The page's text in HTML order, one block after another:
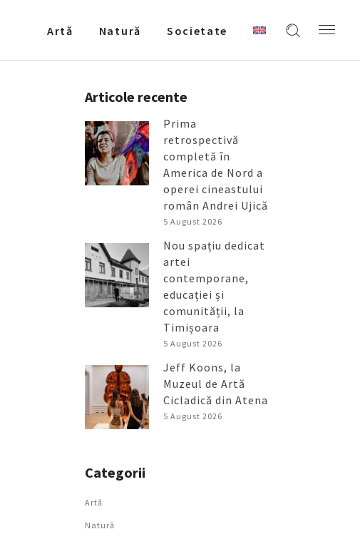
Artǎ Natură Societate
Articole recente
Prima
retrospectivă
completă în
America de Nord a
operei cineastului
român Andrei Ujică
5 August 2026
Nou spațiu dedicat
artei
contemporane,
educației și
comunității, la
Timișoara
5 August 2026
Jeff Koons, la
Muzeul de Artă
Cicladică din Atena
5 August 2026
Categorii
Artǎ
Natură